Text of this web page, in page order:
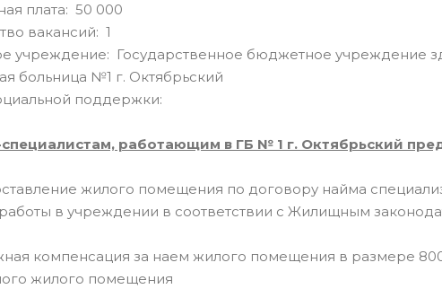
плата: 50 000
вакансий: 1
учреждение: Государственное бюджетное учреждение
больница №1 г. Октябрьский
поддержки:
работающим в ГБ № 1 г. Октябрьский
жилого помещения по договору найма
в учреждении в соответствии с Жилищным
компенсация за наем жилого помещения в размере
жилого помещения